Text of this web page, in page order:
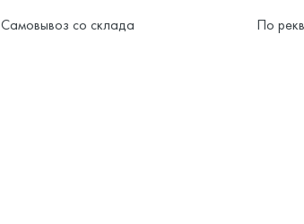
Самовывоз со склада
По